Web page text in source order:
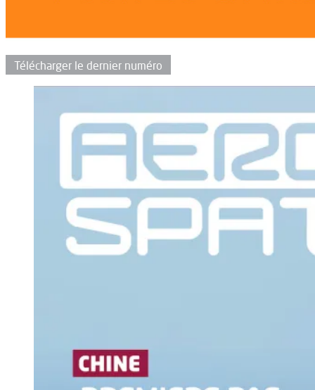
Télécharger le dernier numéro